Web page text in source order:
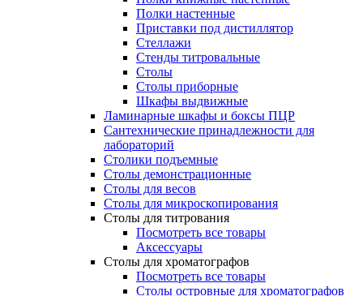
Полки настенные
Приставки под дистиллятор
Стеллажи
Стенды титровальные
Столы
Столы приборные
Шкафы выдвижные
Ламинарные шкафы и боксы ПЦР
Сантехнические принадлежности для
лабораторий
Столики подъемные
Столы демонстрационные
Столы для весов
Столы для микроскопирования
Столы для титрования
Посмотреть все товары
Аксессуары
Столы для хроматографов
Посмотреть все товары
Столы островные для хроматографов